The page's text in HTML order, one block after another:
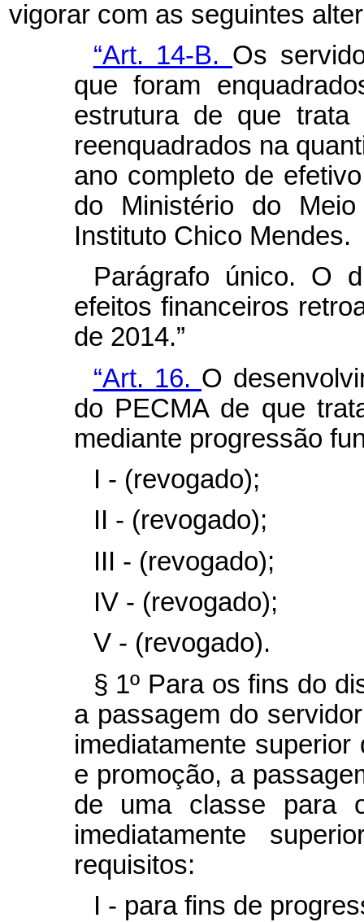
vigorar com as seguintes
“Art. 14-B. Os
que foram
estrutura de que
reenquadrados na
ano completo de
do Ministério do
Instituto Chico Mendes.
Parágrafo único. O
efeitos financeiros
de 2014.”
“Art. 16. O
do PECMA de que
mediante progressão
I - (revogado);
II - (revogado);
III - (revogado);
IV - (revogado);
V - (revogado).
§ 1º Para os fins do
a passagem do
imediatamente
e promoção, a
de uma classe para
imediatamente
requisitos:
I - para fins de